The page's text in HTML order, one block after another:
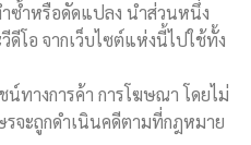
ซ้ำหรือดัดแปลง นำส่วนหนึ่ง
โอ จากเว็บไซต์แห่งนี้ไปใช้ทั้ง
ทางการค้า การโฆษณา โดยไม่
จะถูกดำเนินคดีตามที่กฎหมาย